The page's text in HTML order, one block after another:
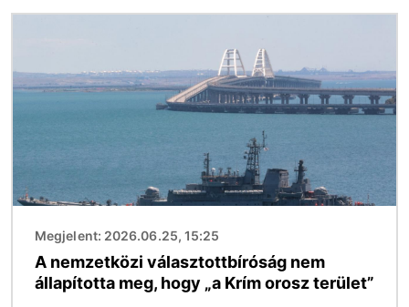
Megjelent: 2026.06.25, 15:25
A nemzetközi választottbíróság nem
állapította meg, hogy „a Krím orosz terület”